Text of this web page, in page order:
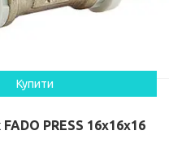
Купити
PRESS 16х16х16